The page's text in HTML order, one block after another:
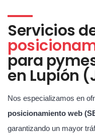
Servicios
para
en Lupión
Nos especializamos en
posicionamiento web
garantizando un mayor